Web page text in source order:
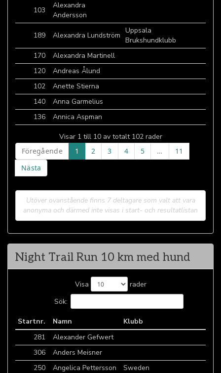
103
Alexandra
Andersson
189 Alexandra Lundström
Uppsala
Brukshundklubb
170
Alexandra Martinell
120
Andreas Ålund
102
Anette Stierna
140
Anna Garmelius
136
Annica Aspman
Visar 1 till 10 av totalt 102 rader
Föregående
1 2 3 4 5 …
11
Nästa
Utöver ovanstående finns 7 deltagare som valt att vara
anonyma och därmed inte visas i start- och resultatlistan
Night Trail Run 10 km med hund
Visa
rader
Sök:
Startnr. Namn
Klubb
281
Alexander Gefwert
306
Anders Meisner
250
Angelica Pettersson
Sweden